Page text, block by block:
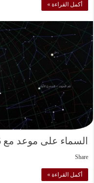
أكمل القراءة »
السماء على موعد مع 5 كواكب خلال شهر واحد
Share
أكمل القراءة »